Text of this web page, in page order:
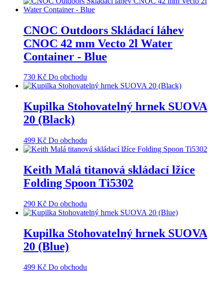
CNOC Outdoors Skládací láhev
CNOC 42 mm Vecto 2l Water
Container - Blue
730 Kč Do obchodu
Kupilka Stohovatelný hrnek SUOVA
20 (Black)
499 Kč Do obchodu
Keith Malá titanová skládací lžíce
Folding Spoon Ti5302
290 Kč Do obchodu
Kupilka Stohovatelný hrnek SUOVA
20 (Blue)
499 Kč Do obchodu